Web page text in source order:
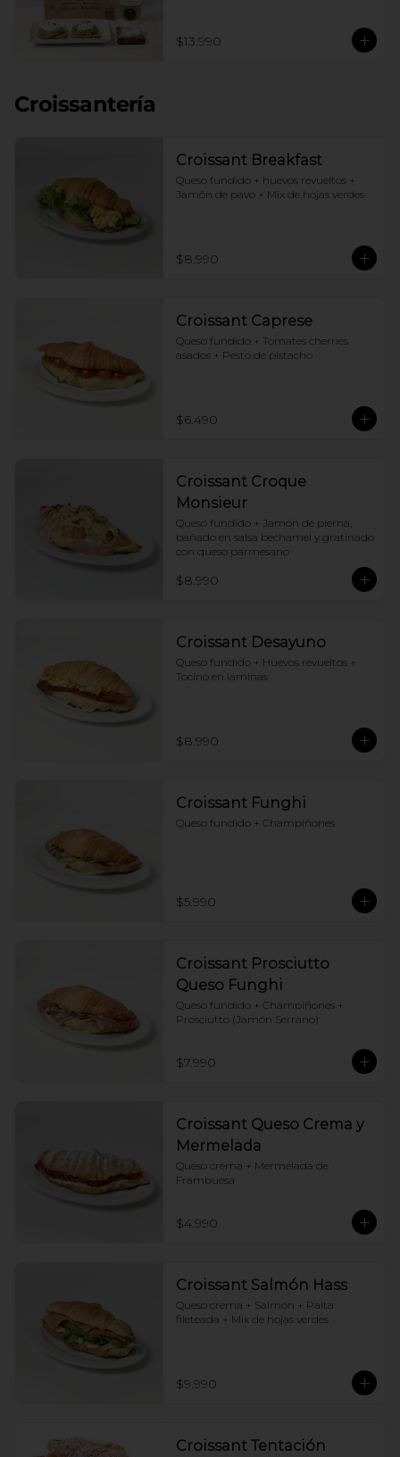
$13.990
Croissantería
Croissant Breakfast
Queso fundido + huevos revueltos +
Jamón de pavo + Mix de hojas verdes
$8.990
Croissant Caprese
Queso fundido + Tomates cherries
asados + Pesto de pistacho
$6.490
Croissant Croque
Monsieur
Queso fundido + Jamón de pierna,
bañado en salsa bechamel y gratinado
con queso parmesano
$8.990
Croissant Desayuno
Queso fundido + Huevos revueltos +
Tocino en laminas
$8.990
Croissant Funghi
Queso fundido + Champiñones
$5.990
Croissant Prosciutto
Queso Funghi
Queso fundido + Champiñones +
Prosciutto (Jamón Serrano)
$7.990
Croissant Queso Crema y
Mermelada
Queso crema + Mermelada de
Frambuesa
$4.990
Croissant Salmón Hass
Queso crema + Salmón + Palta
fileteada + Mix de hojas verdes
$9.990
Croissant Tentación